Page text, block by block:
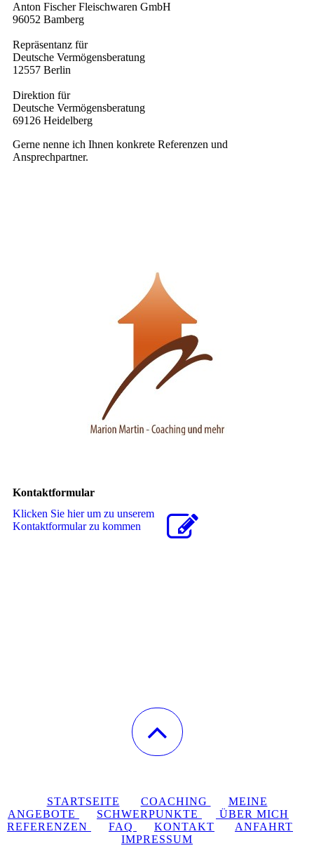
Anton Fischer Fleischwaren GmbH
96052 Bamberg
Repräsentanz für
Deutsche Vermögensberatung
12557 Berlin
Direktion für
Deutsche Vermögensberatung
69126 Heidelberg
Gerne nenne ich Ihnen konkrete Referenzen und
Ansprechpartner.
Kontaktformular
Klicken Sie hier um zu unserem
Kon­takt­for­mu­lar zu kommen
STARTSEITE COACHING
MEINE
ANGEBOTE
SCHWERPUNKTE
ÜBER MICH
REFERENZEN
FAQ KONTAKT
ANFAHRT
IMPRESSUM